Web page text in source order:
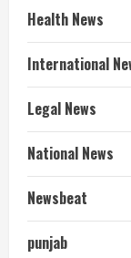
Health News
International
Legal News
National News
Newsbeat
punjab